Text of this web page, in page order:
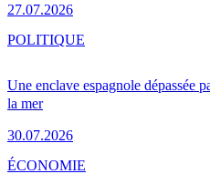
27.07.2026
Une enclave espagnole dépassée
la mer
30.07.2026
POLITIQUE
ÉCONOMIE